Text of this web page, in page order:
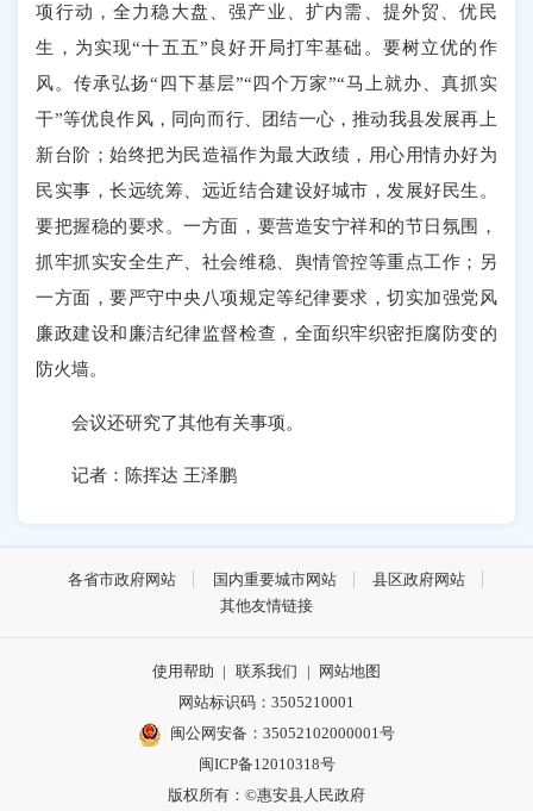
项行动，全力稳大盘、强产业、扩内需、提外贸、优民
生，为实现“十五五”良好开局打牢基础。要树立优的作
风。传承弘扬“四下基层”“四个万家”“马上就办、真抓实
干”等优良作风，同向而行、团结一心，推动我县发展再上
新台阶；始终把为民造福作为最大政绩，用心用情办好为
民实事，长远统筹、远近结合建设好城市，发展好民生。
要把握稳的要求。一方面，要营造安宁祥和的节日氛围，
抓牢抓实安全生产、社会维稳、舆情管控等重点工作；另
一方面，要严守中央八项规定等纪律要求，切实加强党风
廉政建设和廉洁纪律监督检查，全面织牢织密拒腐防变的
防火墙。
会议还研究了其他有关事项。
记者：陈挥达 王泽鹏
各省市政府网站 国内重要城市网站
县区政府网站
其他友情链接
使用帮助 | 联系我们 |
网站地图
网站标识码：3505210001
闽公网安备：35052102000001号
闽ICP备12010318号
版权所有：©惠安县人民政府